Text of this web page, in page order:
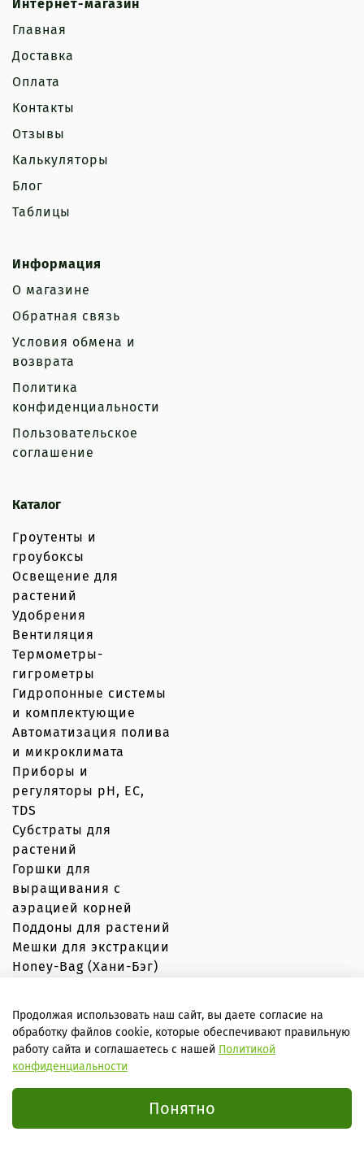
Интернет-магазин
Главная
Доставка
Оплата
Контакты
Отзывы
Калькуляторы
Блог
Таблицы
Информация
О магазине
Обратная связь
Условия обмена и
возврата
Политика
конфиденциальности
Пользовательское
соглашение
Каталог
Гроутенты и
гроубоксы
Освещение для
растений
Удобрения
Вентиляция
Термометры-
гигрометры
Гидропонные системы
и комплектующие
Автоматизация полива
и микроклимата
Приборы и
регуляторы рН, EC,
TDS
Субстраты для
растений
Горшки для
выращивания с
аэрацией корней
Поддоны для растений
Мешки для экстракции
Honey-Bag (Хани-Бэг)
© Вершки и корешки 2020–2026 Любое использование
контента без письменного разрешения запрещено
Внимание! Сайт не является публичной офертой, вся
информация носит справочный характер. Все условия
заказа уточняются с менеджером!
Продолжая использовать наш сайт, вы даете согласие на
обработку файлов cookie, которые обеспечивают правильную
работу сайта и соглашаетесь с нашей Политикой
конфиденциальности
Понятно